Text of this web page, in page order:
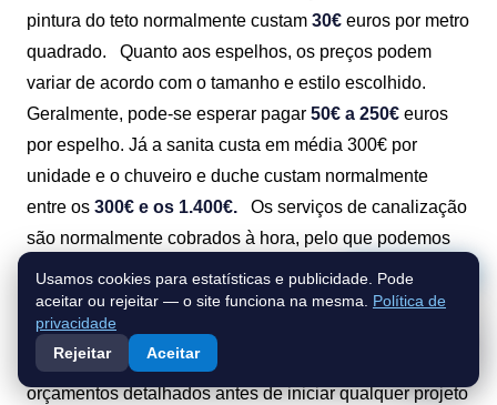
pintura do teto normalmente custam 30€ euros por metro
quadrado.
Quanto aos espelhos, os preços podem
variar de acordo com o tamanho e estilo escolhido.
Geralmente, pode-se esperar pagar 50€ a 250€ euros
por espelho. Já a sanita custa em média 300€ por
unidade e o chuveiro e duche custam normalmente
entre os 300€ e os 1.400€.
Os serviços de canalização
são normalmente cobrados à hora, pelo que podemos
esperar valores entre os
10€/h e os 70€/h.
É
importante ter em mente que esses preços são apenas
estimativas e podem variar de acordo com a região e a
empresa contratada. É sempre aconselhável solicitar
orçamentos detalhados antes de iniciar qualquer projeto
Fale connosco
Usamos cookies para estatísticas e publicidade. Pode
aceitar ou rejeitar — o site funciona na mesma. Política de
privacidade
Rejeitar
Aceitar